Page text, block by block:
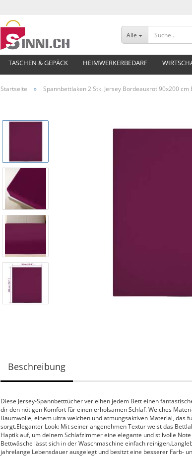
Alle
TASCHEN & GEPÄCK HEIMWERKERBEDARF
Startseite »
Spannbettlaken 2 Stk. Jersey Bordeauxrot 90x200 cm
Beschreibung
Diese Jersey-Spannbetttücher verleihen jedem Bett einen
dir den nötigen Komfort für einen erholsamen Schlaf. Weiches
Baumwolle, einem ultra weichen und atmungsaktiven Material, das
sorgt.Eleganter Look: Mit seiner angenehmen Textur weist das
Haptik auf, um deinem Schlafzimmer eine elegante und stilvolle
Bettwäsche lässt sich in der Waschmaschine einfach
jahrelange Lebensdauer ausgelegt und besitzt eine besserer Farb-